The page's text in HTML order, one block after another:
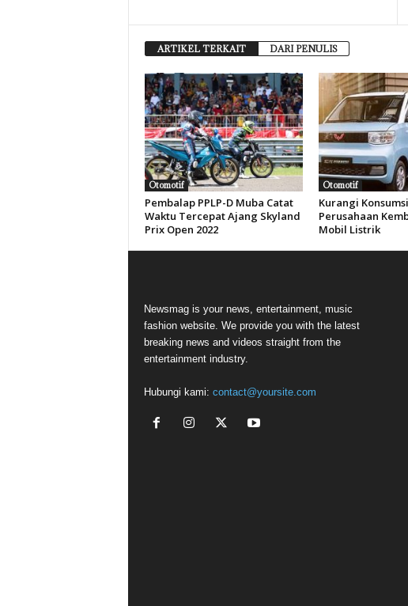
ARTIKEL TERKAIT DARI PENULIS
Otomotif
Pembalap PPLP-D Muba Catat
Waktu Tercepat Ajang Skyland
Prix Open 2022
Otomotif
Kurangi
Perusahaan
Mobil Listrik
Newsmag is your news, entertainment, music
fashion website. We provide you with the latest
breaking news and videos straight from the
entertainment industry.
Hubungi kami: contact@yoursite.com